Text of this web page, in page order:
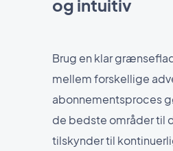
og intuitiv
Brug en klar
mellem forskellige
abonnementsproces
de bedste områder til
tilskynder til